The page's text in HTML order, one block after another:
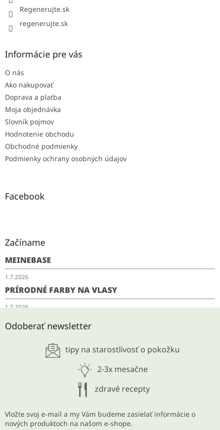
Regenerujte.sk
regenerujte.sk
Informácie pre vás
O nás
Ako nakupovať
Doprava a platba
Moja objednávka
Slovník pojmov
Hodnotenie obchodu
Obchodné podmienky
Podmienky ochrany osobných údajov
Facebook
Začíname
MEINEBASE
1.7.2026
PRÍRODNÉ FARBY NA VLASY
1.7.2026
SCHUDNITE ODKYSLENÍM
Odoberať newsletter
tipy na starostlivosť o pokožku
2-3x mesačne
zdravé recepty
Vložte svoj e-mail a my Vám budeme zasielať informácie o
nových produktoch na našom e-shope.